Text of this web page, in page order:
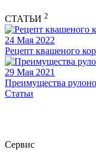
СТАТЬИ 2
24 Мая 2022
Рецепт квашеного
29 Мая 2021
Преимущества
Статьи
Сервис